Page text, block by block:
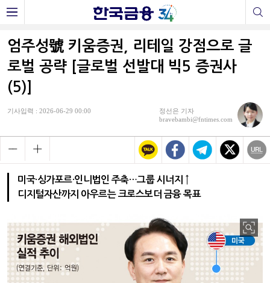
엄주성號 키움증권, 리테일 강점으로 글
로벌 공략 [글로벌 선발대 빅5 증권사
(5)]
기사입력 : 2026-06-29 00:00
정선은 기자
bravebambi@fntimes.com
미국·싱가포르·인니법인 주축…그룹 시너지 ↑
디지털자산까지 아우르는 크로스보더 금융 목표